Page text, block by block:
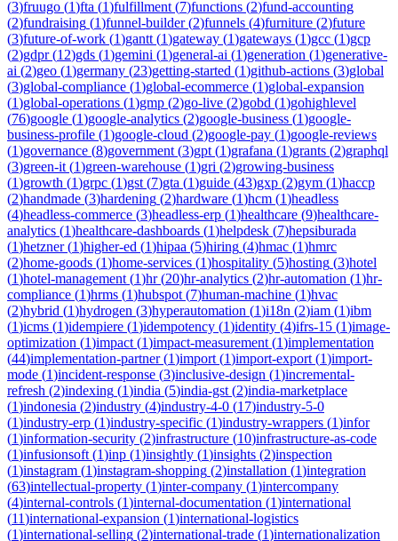
(3)fruugo (1)fta (1)fulfillment (7)functions (2)fund-accounting
(2)fundraising (1)funnel-builder(2)funnels (4)furniture (2)future
(3)future-of-work (1)gantt (1)gateway (1)gateways (1)gcc (1)gcp
(2)gdpr(12)gds (1)gemini (1)general-ai (1)generation (1)generative-
ai (2)geo (1)germany (23)getting-started (1)github-actions (3)global
(3)global-compliance (1)global-ecommerce (1)global-expansion
(1)global-operations (1)gmp (2)go-live (2)gobd (1)gohighlevel
(76)google (1)google-analytics (2)google-business (1)google-
business-profile (1)google-cloud (2)google-pay (1)google-reviews
(1)governance (8)government (3)gpt (1)grafana (1)grants (2)graphql
(3)green-it (1)green-warehouse (1)gri (2)growing-business
(1)growth (1)grpc (1)gst (7)gta (1)guide (43)gxp (2)gym (1)haccp
(2)handmade (3)hardening (2)hardware (1)hcm (1)headless
(4)headless-commerce (3)headless-erp (1)healthcare (9)healthcare-
analytics (1)healthcare-dashboards (1)helpdesk (7)hepsiburada
(1)hetzner(1)higher-ed (1)hipaa (5)hiring (4)hmac (1)hmrc
(2)home-goods (1)home-services (1)hospitality (5)hosting (3)hotel
(1)hotel-management (1)hr(20)hr-analytics (2)hr-automation (1)hr-
compliance (1)hrms (1)hubspot (7)human-machine (1)hvac
(2)hybrid (1)hydrogen (3)hyperautomation (1)i18n (2)iam (1)ibm
(1)icms (1)idempiere (1)idempotency (1)identity (4)ifrs-15 (1)image-
optimization (1)impact (1)impact-measurement (1)implementation
(44)implementation-partner(1)import (1)import-export (1)import-
mode (1)incident-response (3)inclusive-design (1)incremental-
refresh (2)indexing (1)india (5)india-gst (2)india-marketplace
(1)indonesia (2)industry (4)industry-4-0 (17)industry-5-0
(1)industry-erp (1)industry-specific (1)industry-wrappers (1)infor
(1)information-security (2)infrastructure (10)infrastructure-as-code
(1)infusionsoft (1)inp (1)insightly (1)insights (2)inspection
(1)instagram (1)instagram-shopping (2)installation (1)integration
(63)intellectual-property (1)inter-company (1)intercompany
(4)internal-controls (1)internal-documentation (1)international
(11)international-expansion (1)international-logistics
(1)international-selling (2)international-trade (1)internationalization